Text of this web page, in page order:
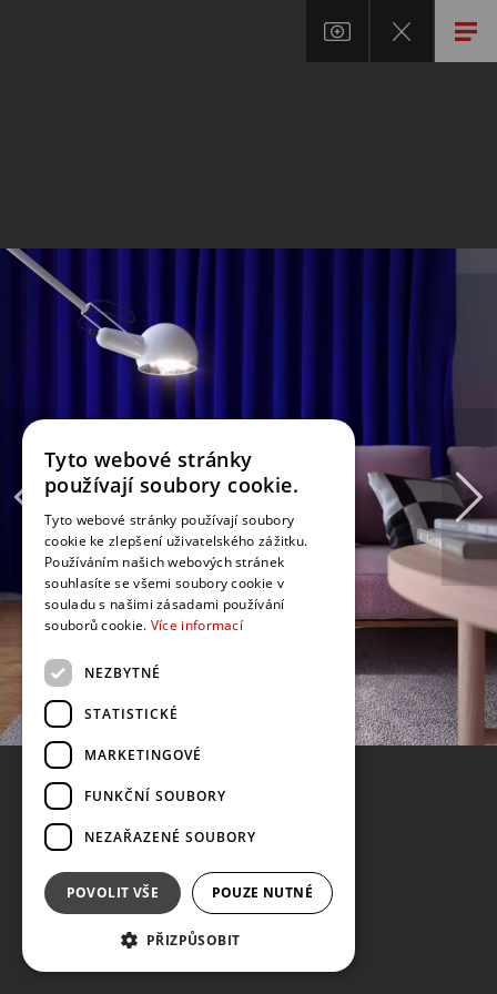
Tyto webové stránky
používají soubory cookie.
Tyto webové stránky používají soubory
cookie ke zlepšení uživatelského zážitku.
Používáním našich webových stránek
souhlasíte se všemi soubory cookie v
souladu s našimi zásadami používání
souborů cookie. Více informací
NEZBYTNÉ
STATISTICKÉ
MARKETINGOVÉ
FUNKČNÍ SOUBORY
NEZAŘAZENÉ SOUBORY
POVOLIT VŠE POUZE NUTNÉ
PŘIZPŮSOBIT